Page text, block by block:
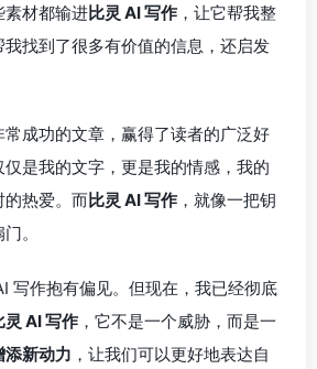
素材都输进比灵 AI 写作 ，让它帮我整
找到了很多有价值的信息，还启发
成功的文章，赢得了读者的广泛好
是我的文字，更是我的情感，我的
的热爱。而比灵 AI 写作 ，就像一把钥
。
写作抱有偏见。但现在，我已经彻底
灵 AI 写作 ，它不是一个威胁，而是一
添新动力 ，让我们可以更好地表达自